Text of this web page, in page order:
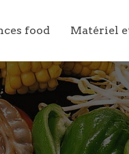
food Matériel